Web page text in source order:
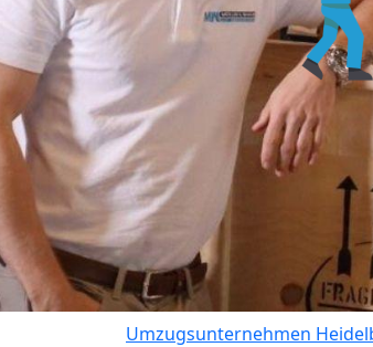
Umzugsunternehmen